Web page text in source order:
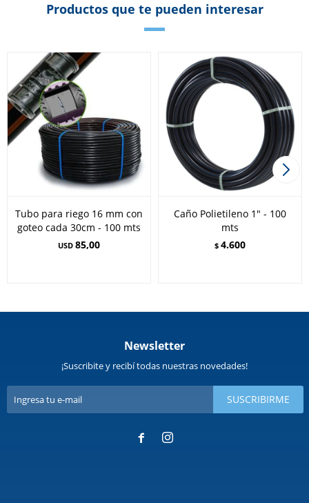
Productos que te pueden interesar
Tubo para riego 16 mm con
goteo cada 30cm - 100 mts
USD 85,00
Caño Polietileno 1" - 100
mts
$ 4.600
Newsletter
¡Suscribite y recibí todas nuestras novedades!
SUSCRIBIRME
 